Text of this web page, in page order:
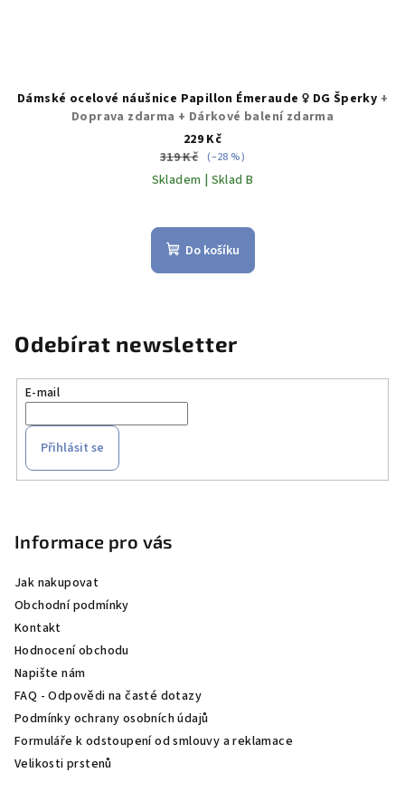
Dámské ocelové náušnice Papillon Émeraude ♀️ DG Šperky +
Doprava zdarma + Dárkové balení zdarma
229 Kč
319 Kč (–28 %)
Skladem | Sklad B
Do košíku
Odebírat newsletter
E-mail
Přihlásit se
Informace pro vás
Jak nakupovat
Obchodní podmínky
Kontakt
Hodnocení obchodu
Napište nám
FAQ - Odpovědi na časté dotazy
Podmínky ochrany osobních údajů
Formuláře k odstoupení od smlouvy a reklamace
Velikosti prstenů